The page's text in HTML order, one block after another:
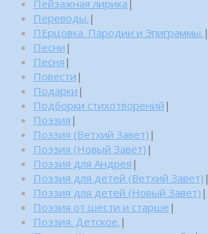
Пейзажная лирика |
Переводы. |
ПЕрцовка. Пародии и Эпиграммы. |
Песни |
Песня |
Повести |
Подарки |
Подборки стихотворений |
Поэзия |
Поэзия (Ветхий Завет) |
Поэзия (Новый Завет) |
Поэзия для Андрея |
Поэзия для детей (Ветхий Завет) |
Поэзия для детей (Новый Завет) |
Поэзия от шести и старше |
Поэзия. Детское. |